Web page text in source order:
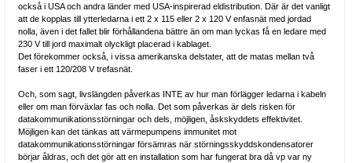
också i USA och andra länder med USA-inspirerad eldistribution. Där är det vanligt
att de kopplas till ytterledarna i ett 2 x 115 eller 2 x 120 V enfasnät med jordad
nolla, även i det fallet blir förhållandena bättre än om man lyckas få en ledare med
230 V till jord maximalt olyckligt placerad i kablaget.
Det förekommer också, i vissa amerikanska delstater, att de matas mellan två
faser i ett 120/208 V trefasnät.
Och, som sagt, livslängden påverkas INTE av hur man förlägger ledarna i kabeln
eller om man förväxlar fas och nolla. Det som påverkas är dels risken för
datakommunikationsstörningar och dels, möjligen, åskskyddets effektivitet.
Möjligen kan det tänkas att värmepumpens immunitet mot
datakommunikationsstörningar försämras när störningsskyddskondensatorer
börjar åldras, och det gör att en installation som har fungerat bra då vp var ny